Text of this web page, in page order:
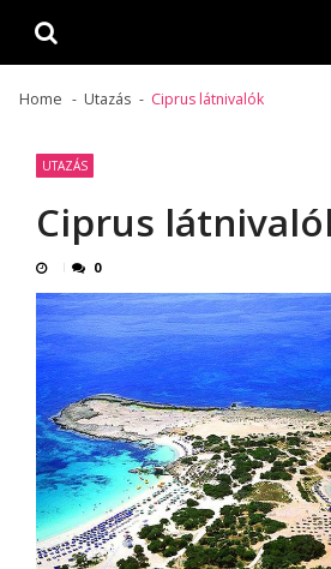
Home Utazás Ciprus látnivalók
UTAZÁS
Ciprus
0